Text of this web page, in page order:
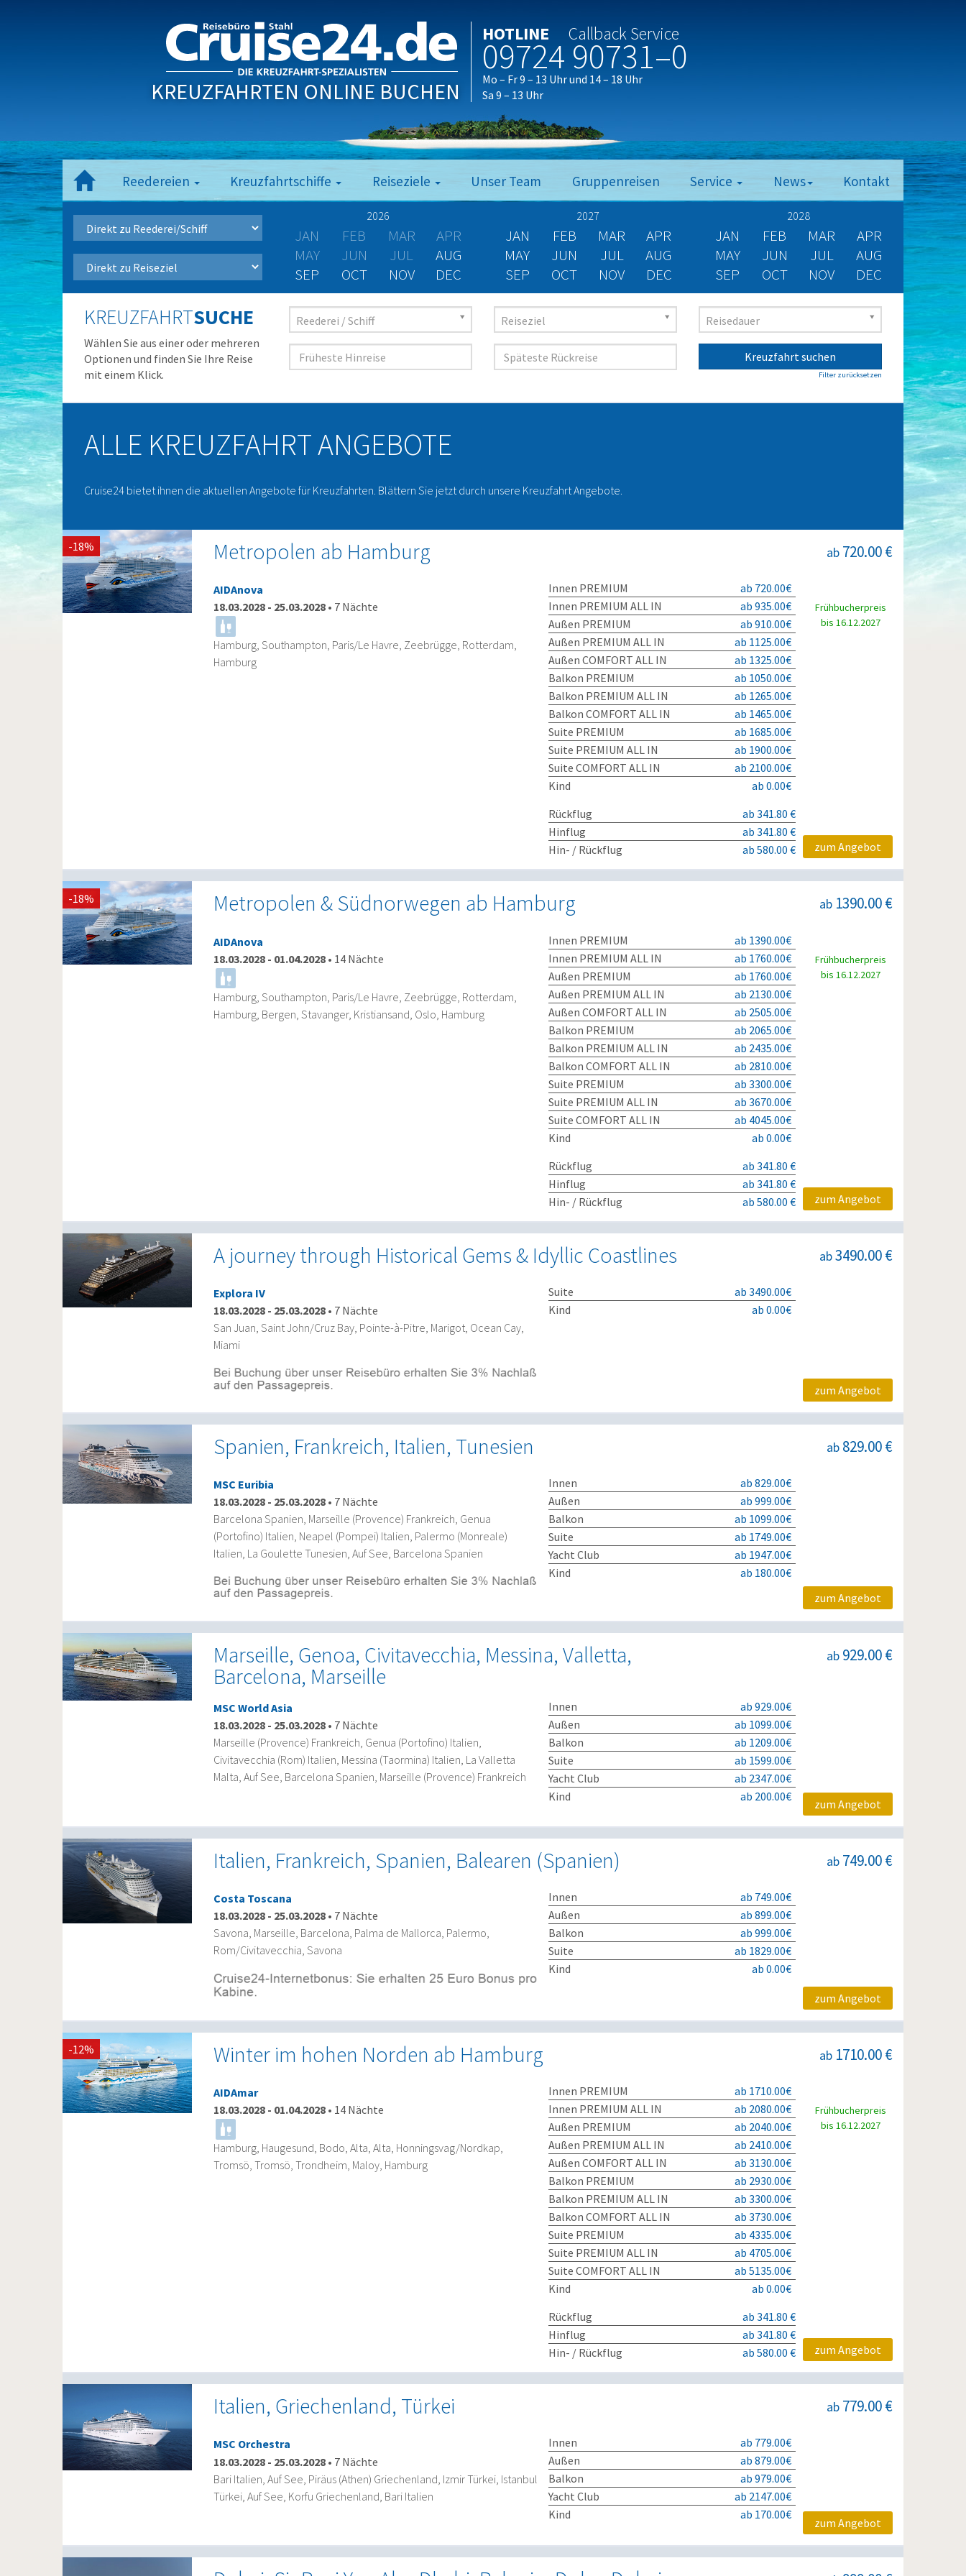
KREUZFAHRTEN ONLINE BUCHEN
HOTLINE Callback Service
09724 90731–0
Mo – Fr 9 – 13 Uhr und 14 – 18 Uhr
Sa 9 – 13 Uhr
Reedereien Kreuzfahrtschiffe Reiseziele Unser Team Gruppenreisen Service News Kontakt
2026
JAN FEB MAR
APR
MAY
JUN JUL
AUG
SEP
OCT NOV DEC
2027
JAN FEB MAR
APR
MAY
JUN JUL
AUG
SEP
OCT NOV DEC
2028
JAN FEB MAR
APR
MAY
JUN JUL
AUG
SEP
OCT NOV DEC
KREUZFAHRTSUCHE
Wählen Sie aus einer oder mehreren
Optionen und finden Sie Ihre Reise
mit einem Klick.
Reederei / Schiff Reiseziel Reisedauer
Kreuzfahrt suchen
Filter zurücksetzen
ALLE KREUZFAHRT ANGEBOTE
Cruise24 bietet ihnen die aktuellen Angebote für Kreuzfahrten. Blättern Sie jetzt durch unsere Kreuzfahrt Angebote.
Metropolen ab Hamburg ab 720.00 €
AIDAnova
18.03.2028 - 25.03.2028 • 7 Nächte
Hamburg, Southampton, Paris/Le Havre, Zeebrügge, Rotterdam,
Hamburg
Innen PREMIUM
ab 720.00€
Innen PREMIUM ALL IN
ab 935.00€
Außen PREMIUM
ab 910.00€
Außen PREMIUM ALL IN
ab 1125.00€
Außen COMFORT ALL IN
ab 1325.00€
Balkon PREMIUM
ab 1050.00€
Balkon PREMIUM ALL IN
ab 1265.00€
Balkon COMFORT ALL IN
ab 1465.00€
Suite PREMIUM
ab 1685.00€
Suite PREMIUM ALL IN
ab 1900.00€
Suite COMFORT ALL IN
ab 2100.00€
Kind
ab 0.00€
Rückflug
ab 341.80 €
Hinflug
ab 341.80 €
Hin- / Rückflug
ab 580.00 €
-18%
Frühbucherpreis
bis 16.12.2027
zum Angebot
Metropolen & Südnorwegen ab Hamburg ab 1390.00 €
AIDAnova
18.03.2028 - 01.04.2028 • 14 Nächte
Hamburg, Southampton, Paris/Le Havre, Zeebrügge, Rotterdam,
Hamburg, Bergen, Stavanger, Kristiansand, Oslo, Hamburg
Innen PREMIUM
ab 1390.00€
Innen PREMIUM ALL IN
ab 1760.00€
Außen PREMIUM
ab 1760.00€
Außen PREMIUM ALL IN
ab 2130.00€
Außen COMFORT ALL IN
ab 2505.00€
Balkon PREMIUM
ab 2065.00€
Balkon PREMIUM ALL IN
ab 2435.00€
Balkon COMFORT ALL IN
ab 2810.00€
Suite PREMIUM
ab 3300.00€
Suite PREMIUM ALL IN
ab 3670.00€
Suite COMFORT ALL IN
ab 4045.00€
Kind
ab 0.00€
Rückflug
ab 341.80 €
Hinflug
ab 341.80 €
Hin- / Rückflug
ab 580.00 €
-18%
Frühbucherpreis
bis 16.12.2027
zum Angebot
A journey through Historical Gems & Idyllic Coastlines ab3490.00 €
Explora IV
18.03.2028 - 25.03.2028 • 7 Nächte
San Juan, Saint John/Cruz Bay, Pointe-à-Pitre, Marigot, Ocean Cay,
Miami
Suite
ab 3490.00€
Kind
ab 0.00€
zum Angebot
Spanien, Frankreich, Italien, Tunesien ab 829.00 €
MSC Euribia
18.03.2028 - 25.03.2028 • 7 Nächte
Barcelona Spanien, Marseille (Provence) Frankreich, Genua
(Portofino) Italien, Neapel (Pompei) Italien, Palermo (Monreale)
Italien, La Goulette Tunesien, Auf See, Barcelona Spanien
Innen
ab 829.00€
Außen
ab 999.00€
Balkon
ab 1099.00€
Suite
ab 1749.00€
Yacht Club
ab 1947.00€
Kind
ab 180.00€
zum Angebot
Marseille, Genoa, Civitavecchia, Messina, Valletta,
Barcelona, Marseille
ab 929.00 €
MSC World Asia
18.03.2028 - 25.03.2028 • 7 Nächte
Marseille (Provence) Frankreich, Genua (Portofino) Italien,
Civitavecchia (Rom) Italien, Messina (Taormina) Italien, La Valletta
Malta, Auf See, Barcelona Spanien, Marseille (Provence) Frankreich
Innen
ab 929.00€
Außen
ab 1099.00€
Balkon
ab 1209.00€
Suite
ab 1599.00€
Yacht Club
ab 2347.00€
Kind
ab 200.00€
zum Angebot
Italien, Frankreich, Spanien, Balearen (Spanien) ab 749.00 €
Costa Toscana
18.03.2028 - 25.03.2028 • 7 Nächte
Savona, Marseille, Barcelona, Palma de Mallorca, Palermo,
Rom/Civitavecchia, Savona
Innen
ab 749.00€
Außen
ab 899.00€
Balkon
ab 999.00€
Suite
ab 1829.00€
Kind
ab 0.00€
zum Angebot
Winter im hohen Norden ab Hamburg ab 1710.00 €
AIDAmar
18.03.2028 - 01.04.2028 • 14 Nächte
Hamburg, Haugesund, Bodo, Alta, Alta, Honningsvag/Nordkap,
Tromsö, Tromsö, Trondheim, Maloy, Hamburg
Innen PREMIUM
ab 1710.00€
Innen PREMIUM ALL IN
ab 2080.00€
Außen PREMIUM
ab 2040.00€
Außen PREMIUM ALL IN
ab 2410.00€
Außen COMFORT ALL IN
ab 3130.00€
Balkon PREMIUM
ab 2930.00€
Balkon PREMIUM ALL IN
ab 3300.00€
Balkon COMFORT ALL IN
ab 3730.00€
Suite PREMIUM
ab 4335.00€
Suite PREMIUM ALL IN
ab 4705.00€
Suite COMFORT ALL IN
ab 5135.00€
Kind
ab 0.00€
Rückflug
ab 341.80 €
Hinflug
ab 341.80 €
Hin- / Rückflug
ab 580.00 €
-12%
Frühbucherpreis
bis 16.12.2027
zum Angebot
Italien, Griechenland, Türkei ab 779.00 €
MSC Orchestra
18.03.2028 - 25.03.2028 • 7 Nächte
Bari Italien, Auf See, Piräus (Athen) Griechenland, Izmir Türkei, Istanbul
Türkei, Auf See, Korfu Griechenland, Bari Italien
Innen
ab 779.00€
Außen
ab 879.00€
Balkon
ab 979.00€
Yacht Club
ab 2147.00€
Kind
ab 170.00€
zum Angebot